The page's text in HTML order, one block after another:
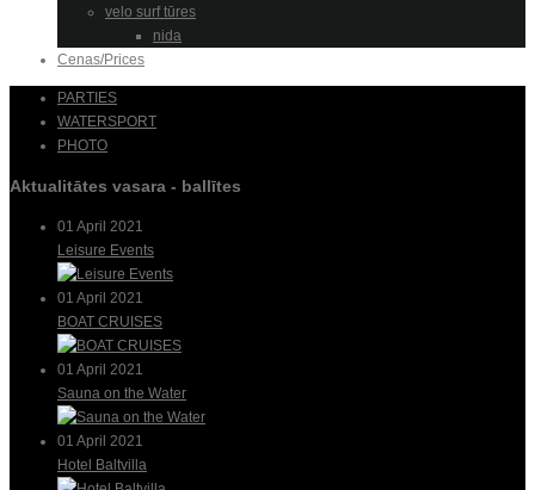
velo surf tūres
nida
Cenas/Prices
PARTIES
WATERSPORT
PHOTO
Aktualitātes vasara - ballītes
01 April 2021
Leisure Events
01 April 2021
BOAT CRUISES
01 April 2021
Sauna on the Water
01 April 2021
Hotel Baltvilla